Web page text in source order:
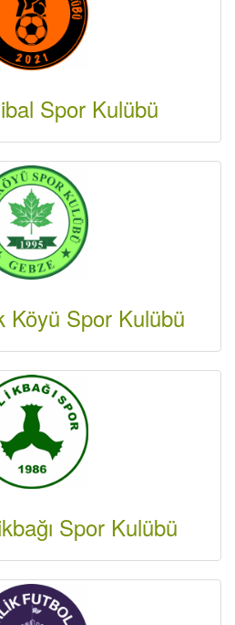
Spor Kulübü
Köyü Spor Kulübü
Spor Kulübü